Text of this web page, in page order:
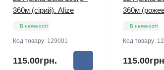
360м (сірий). Alize
В наявності
Код товару: 129001
115.00грн.
360м
В наявності
Код товару: